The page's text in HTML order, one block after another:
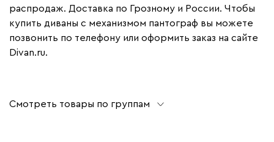
распродаж. Доставка по Грозному и России. Чтобы
купить диваны с механизмом пантограф вы можете
позвонить по телефону или оформить заказ на сайте
Divan.ru.
Смотреть товары по группам